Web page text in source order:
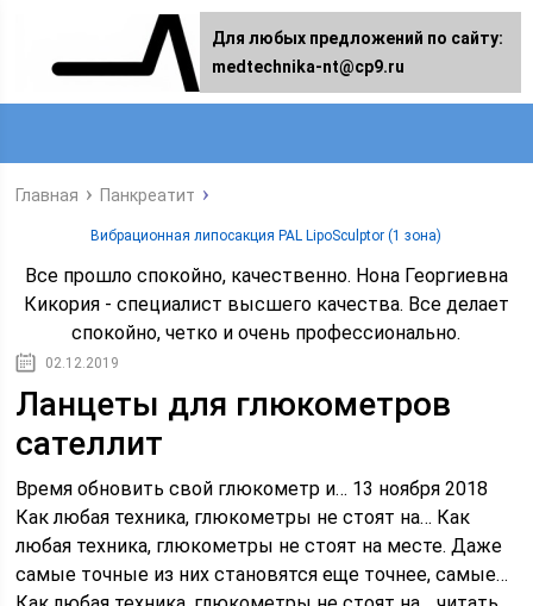
Главная Панкреатит
Вибрационная липосакция PAL LipoSculptor (1 зона)
Все прошло спокойно, качественно. Нона Георгиевна
Кикория - специалист высшего качества. Все делает
спокойно, четко и очень профессионально.
02.12.2019
Ланцеты для глюкометров
сателлит
Время обновить свой глюкометр и… 13 ноября 2018
Как любая техника, глюкометры не стоят на… Как
любая техника, глюкометры не стоят на месте. Даже
самые точные из них становятся еще точнее, самые…
Для любых предложений по сайту:
medtechnika-nt@cp9.ru